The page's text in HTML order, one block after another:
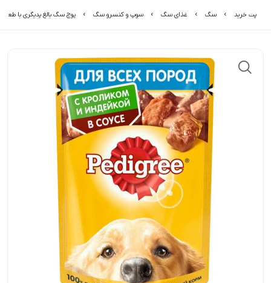
پت خرید سگ غذای سگ سوپ و کنسرو سگ پوچ سگ بالغ پدیگری با